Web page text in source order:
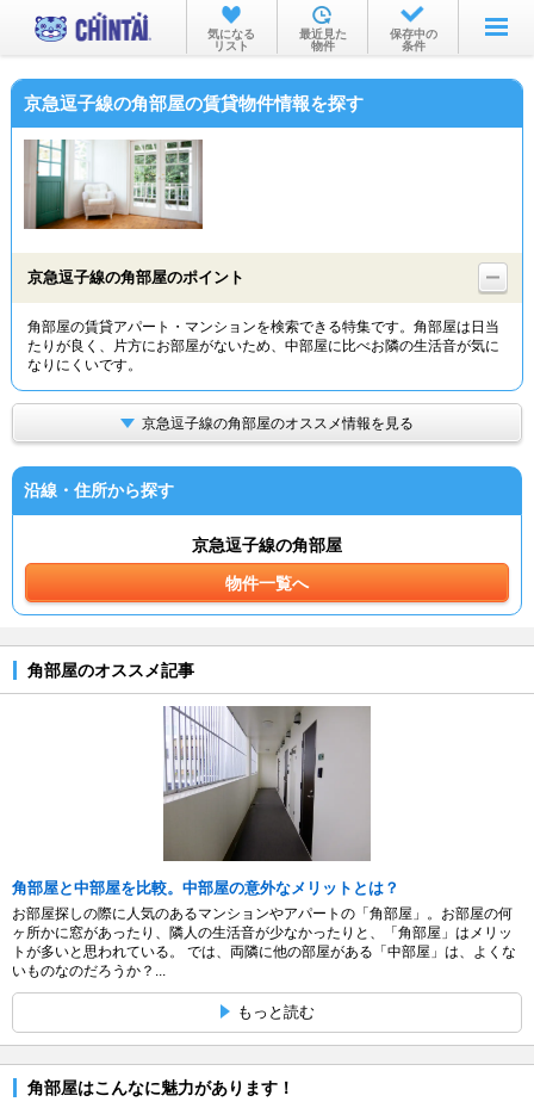
お部屋を探す
沿線・駅から
物件特集から
TOP
気になる
リスト
最近見た
物件
保存中の
条件
京急逗子線の角部屋の賃貸物件情報を探す
京急逗子線の角部屋のポイント
角部屋の賃貸アパート・マンションを検索できる特集です。角部屋は日当
たりが良く、片方にお部屋がないため、中部屋に比べお隣の生活音が気に
なりにくいです。
京急逗子線の角部屋のオススメ情報を見る
沿線・住所から探す
京急逗子線の角部屋
物件一覧へ
角部屋のオススメ記事
角部屋と中部屋を比較。中部屋の意外なメリットとは？
お部屋探しの際に人気のあるマンションやアパートの「角部屋」。お部屋の何
ヶ所かに窓があったり、隣人の生活音が少なかったりと、「角部屋」はメリッ
トが多いと思われている。 では、両隣に他の部屋がある「中部屋」は、よくな
いものなのだろうか？...
もっと読む
角部屋はこんなに魅力があります！